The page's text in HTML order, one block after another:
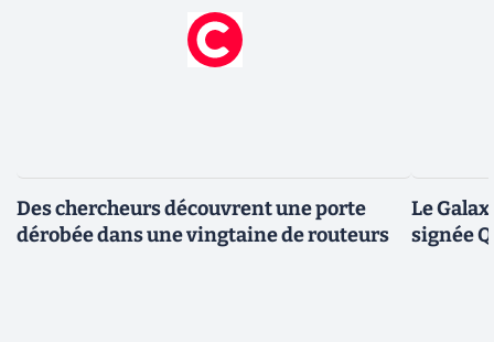
Des chercheurs découvrent une porte
dérobée dans une vingtaine de routeurs
Le
signée